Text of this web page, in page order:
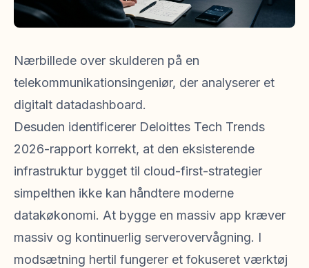
Nærbillede over skulderen på en
telekommunikationsingeniør, der analyserer et
digitalt datadashboard.
Desuden identificerer Deloittes Tech Trends
2026-rapport korrekt, at den eksisterende
infrastruktur bygget til cloud-first-strategier
simpelthen ikke kan håndtere moderne
datakøkonomi. At bygge en massiv app kræver
massiv og kontinuerlig serverovervågning. I
modsætning hertil fungerer et fokuseret værktøj